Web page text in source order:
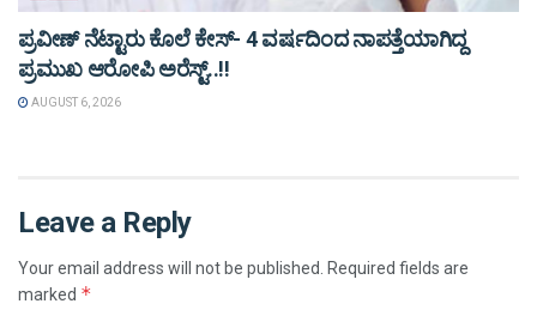
ಪ್ರವೀಣ್ ನೆಟ್ಟಾರು ಕೊಲೆ ಕೇಸ್‌- 4 ವರ್ಷದಿಂದ ನಾಪತ್ತೆಯಾಗಿದ್ದ
ಪ್ರಮುಖ ಆರೋಪಿ ಅರೆಸ್ಟ್‌..!!
AUGUST 6, 2026
Leave a Reply
Your email address will not be published.
Required fields are
marked *